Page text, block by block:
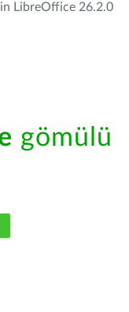
LibreOffice 26.2.0
gömülü